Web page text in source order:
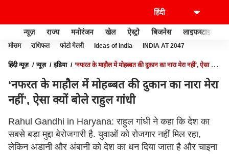
न्यूज़ राज्य मनोरंजन खेल ऐस्ट्रो बिजनेस लाइफस्टाइल
मौसम राशिफल फोटो गैलरी Ideas of India INDIA AT 2047
हिंदी न्यूज़ न्यूज़ इंडिया
‘नफरत के माहौल में मोहब्बत की दुकान का नारा मेरा नहीं’, ऐसा क्यों
‘नफरत के माहौल में मोहब्बत की दुकान का नारा मेरा
नहीं’, ऐसा क्यों बोले राहुल गांधी
Rahul Gandhi in Haryana: राहुल गांधी ने कहा कि देश का
सबसे बड़ा मुद्दा बेरोजगारी है. युवाओं को रोजगार नहीं मिल रहा,
लेकिन अडानी और अंबानी को देश का धन दिया जाता है और चाइना